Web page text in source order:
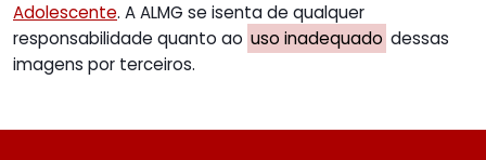
Adolescente. A ALMG se isenta de qualquer
responsabilidade quanto ao uso inadequado dessas
imagens por terceiros.